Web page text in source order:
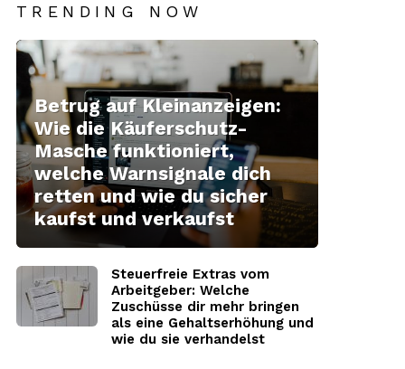
TRENDING NOW
Betrug auf Kleinanzeigen:
Wie die Käuferschutz-
Masche funktioniert,
welche Warnsignale dich
retten und wie du sicher
kaufst und verkaufst
Steuerfreie Extras vom
Arbeitgeber: Welche
Zuschüsse dir mehr bringen
als eine Gehaltserhöhung und
wie du sie verhandelst